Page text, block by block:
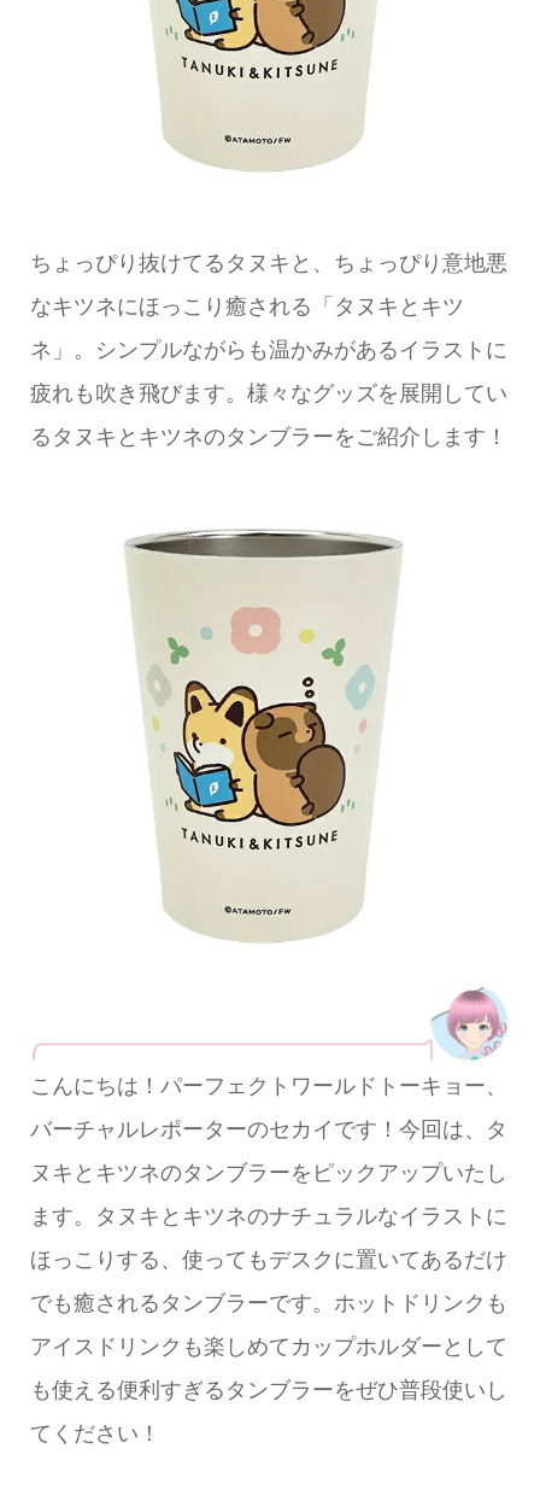
ちょっぴり抜けてるタヌキと、ちょっぴり意地悪
なキツネにほっこり癒される「タヌキとキツ
ネ」。シンプルながらも温かみがあるイラストに
疲れも吹き飛びます。様々なグッズを展開してい
るタヌキとキツネのタンブラーをご紹介します！
こんにちは！パーフェクトワールドトーキョー、
バーチャルレポーターのセカイです！今回は、タ
ヌキとキツネのタンブラーをピックアップいたし
ます。タヌキとキツネのナチュラルなイラストに
ほっこりする、使ってもデスクに置いてあるだけ
でも癒されるタンブラーです。ホットドリンクも
アイスドリンクも楽しめてカップホルダーとして
も使える便利すぎるタンブラーをぜひ普段使いし
てください！